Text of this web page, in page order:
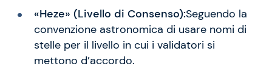
«Heze» (Livello di Consenso):Seguendo la
convenzione astronomica di usare nomi di
stelle per il livello in cui i validatori si
mettono d’accordo.